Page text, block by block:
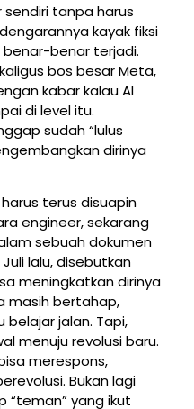
tanpa harus
kayak fiksi
benar-benar terjadi.
bos besar Meta,
kabar kalau AI
di level itu.
sudah “lulus
dirinya
terus disuapin
engineer, sekarang
sebuah dokumen
lalu, disebutkan
meningkatkan dirinya
masih bertahap,
belajar jalan. Tapi,
menuju revolusi baru.
merespons,
Bukan lagi
“teman” yang ikut